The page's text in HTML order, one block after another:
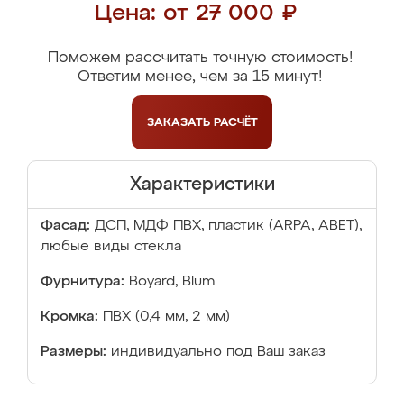
Цена: от 27 000 ₽
Поможем рассчитать точную стоимость!
Ответим менее, чем за 15 минут!
ЗАКАЗАТЬ РАСЧЁТ
Характеристики
Фасад: ДСП, МДФ ПВХ, пластик (ARPA, ABET),
любые виды стекла
Фурнитура: Boyard, Blum
Кромка: ПВХ (0,4 мм, 2 мм)
Размеры: индивидуально под Ваш заказ